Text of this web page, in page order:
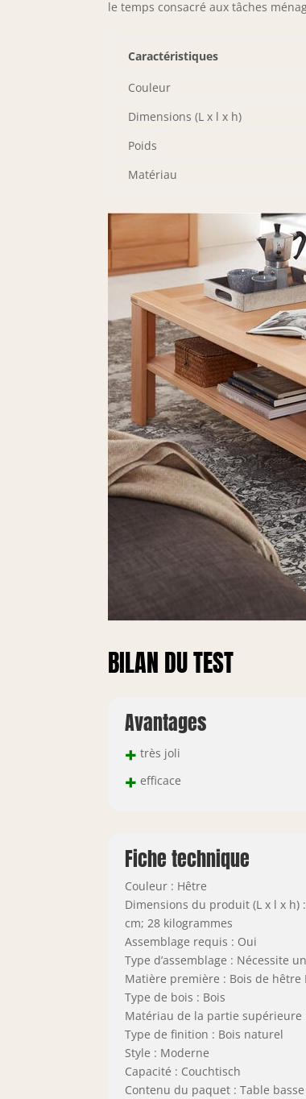
le temps consacré aux tâches
Caractéristiques
Couleur
Dimensions (L x l x h)
Poids
Matériau
BILAN DU TEST
Avantages
+ très joli
+ efficace
Fiche technique
Couleur : Hêtre
Dimensions du produit (L x l x h)
cm; 28 kilogrammes
Assemblage requis : Oui
Type d’assemblage : Nécessite
Matière première : Bois de hêtre
Type de bois : Bois
Matériau de la partie supérieure
Type de finition : Bois naturel
Style : Moderne
Capacité : Couchtisch
Contenu du paquet : Table